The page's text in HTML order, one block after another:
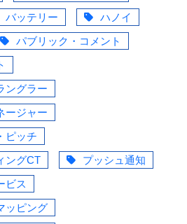
バッテリー
ハノイ
パブリック・コメント
ングラー
ージャー
ピッチ
ングCT
プッシュ通知
ビス
ッピング